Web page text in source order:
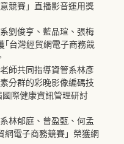
競賽」直播影音運用獎
劉俊亨、藍品瑄、張梅
｢台灣經貿網電子商務競
師共同指導資管系林彥
分群的彩晚影像編碼技
際健康資訊管理研討
林郁庭、曾盈甄、何孟
網電子商務競賽」榮獲網